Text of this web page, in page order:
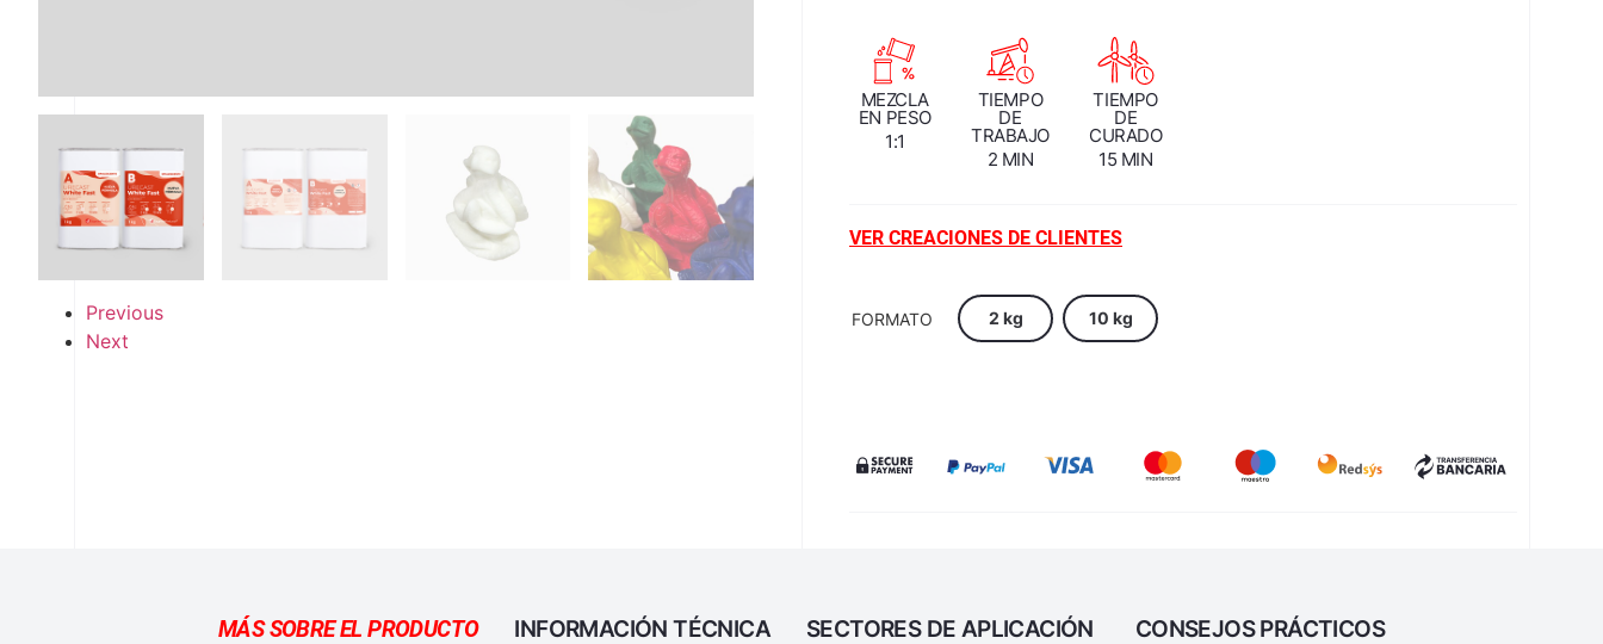
Previous
Next
MEZCLA
EN PESO
1:1
TIEMPO
DE
TRABAJO
2 MIN
TIEMPO
DE
CURADO
15 MIN
VER CREACIONES DE CLIENTES
FORMATO 2 kg 10 kg
MÁS SOBRE EL PRODUCTO INFORMACIÓN TÉCNICA SECTORES DE APLICACIÓN CONSEJOS PRÁCTICOS